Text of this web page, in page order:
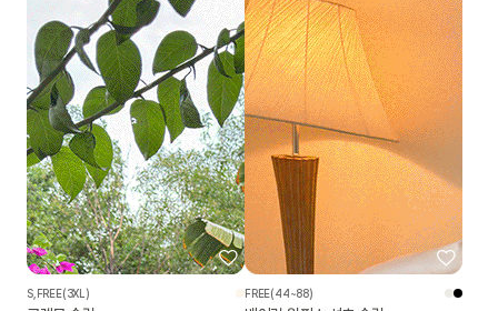
S,FREE(3XL) FREE(44~88)